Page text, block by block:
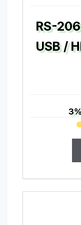
RS-
USB /